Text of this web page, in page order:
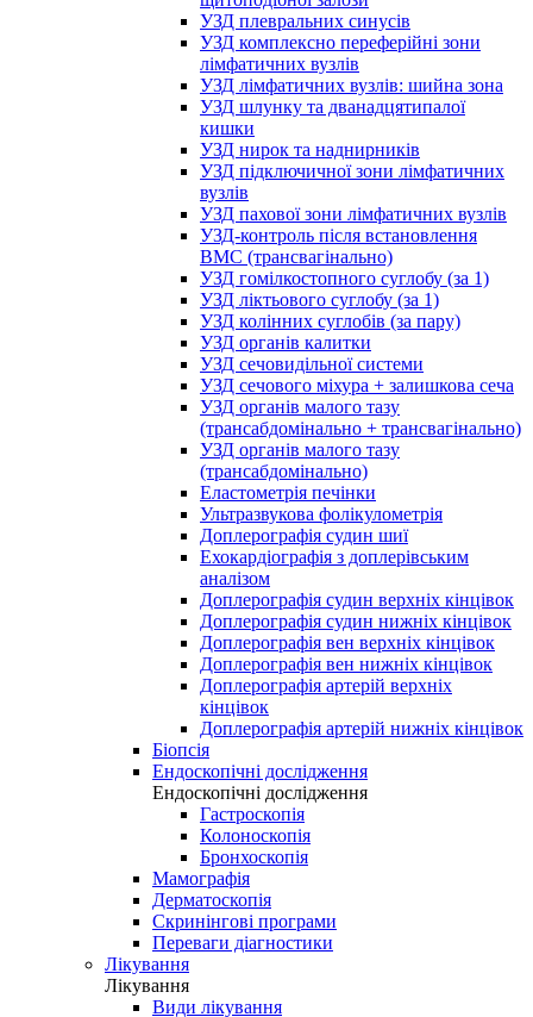
УЗД плевральних синусів
УЗД комплексно переферійні зони
лімфатичних вузлів
УЗД лімфатичних вузлів: шийна зона
УЗД шлунку та дванадцятипалої
кишки
УЗД нирок та наднирників
УЗД підключичної зони лімфатичних
вузлів
УЗД пахової зони лімфатичних вузлів
УЗД-контроль після встановлення
ВМС (трансвагінально)
УЗД гомілкостопного суглобу (за 1)
УЗД ліктьового суглобу (за 1)
УЗД колінних суглобів (за пару)
УЗД органів калитки
УЗД сечовидільної системи
УЗД сечового міхура + залишкова сеча
УЗД органів малого тазу
(трансабдомінально + трансвагінально)
УЗД органів малого тазу
(трансабдомінально)
Еластометрія печінки
Ультразвукова фолікулометрія
Доплерографія судин шиї
Ехокардіографія з доплерівським
аналізом
Доплерографія судин верхніх кінцівок
Доплерографія судин нижніх кінцівок
Доплерографія вен верхніх кінцівок
Доплерографія вен нижніх кінцівок
Доплерографія артерій верхніх
кінцівок
Доплерографія артерій нижніх кінцівок
Біопсія
Ендоскопічні дослідження
Ендоскопічні дослідження
Гастроскопія
Колоноскопія
Бронхоскопія
Мамографія
Дерматоскопія
Скринінгові програми
Переваги діагностики
Лікування
Лікування
Види лікування